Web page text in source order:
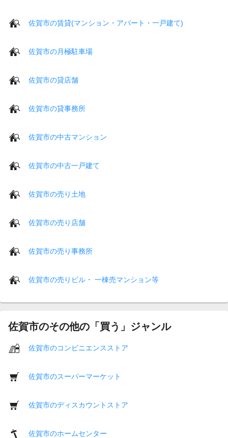
佐賀市の賃貸(マンション・アパート・一戸建て)
佐賀市の月極駐車場
佐賀市の貸店舗
佐賀市の貸事務所
佐賀市の中古マンション
佐賀市の中古一戸建て
佐賀市の売り土地
佐賀市の売り店舗
佐賀市の売り事務所
佐賀市の売りビル・ 一棟売マンション等
佐賀市のその他の「買う」ジャンル
佐賀市のコンビニエンスストア
佐賀市のスーパーマーケット
佐賀市のディスカウントストア
佐賀市のホームセンター